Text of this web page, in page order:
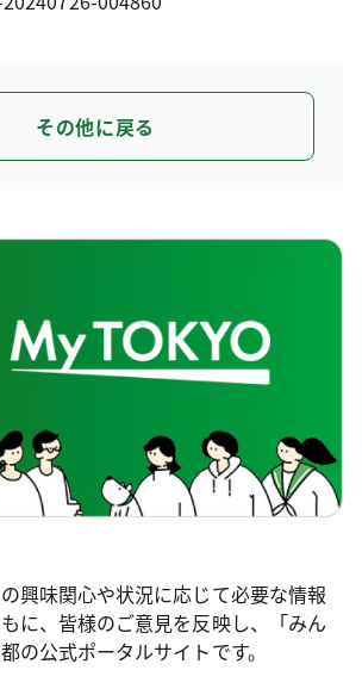
その他に戻る
興味関心や状況に応じて必要な情報
に、皆様のご意見を反映し、「みん
の公式ポータルサイトです。